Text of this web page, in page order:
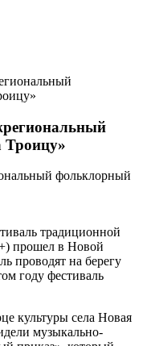
Троицу»
традиционной
прошел в Новой
проводят на берегу
году фестиваль
культуры села Новая
музыкально-